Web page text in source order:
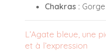
Chakras :
L’Agate bleue, une
et à l’expression